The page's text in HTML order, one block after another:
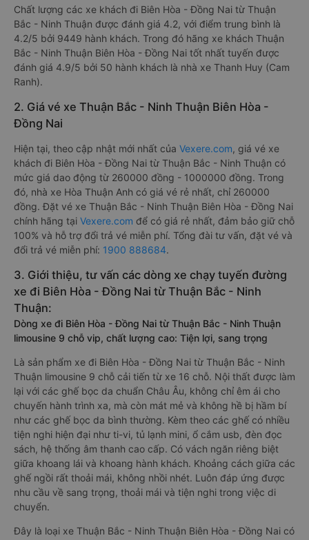
Chất lượng các xe khách đi Biên Hòa - Đồng Nai từ Thuận
Bắc - Ninh Thuận được đánh giá 4.2, với điểm trung bình là
4.2/5 bởi 9449 hành khách. Trong đó hãng xe khách Thuận
Bắc - Ninh Thuận Biên Hòa - Đồng Nai tốt nhất tuyến được
đánh giá 4.9/5 bởi 50 hành khách là nhà xe Thanh Huy (Cam
Ranh).
2. Giá vé xe Thuận Bắc - Ninh Thuận Biên Hòa -
Đồng Nai
Hiện tại, theo cập nhật mới nhất của Vexere.com, giá vé xe
khách đi Biên Hòa - Đồng Nai từ Thuận Bắc - Ninh Thuận có
mức giá dao động từ 260000 đồng - 1000000 đồng. Trong
đó, nhà xe Hòa Thuận Anh có giá vé rẻ nhất, chỉ 260000
đồng. Đặt vé xe Thuận Bắc - Ninh Thuận Biên Hòa - Đồng Nai
chính hãng tại Vexere.com để có giá rẻ nhất, đảm bảo giữ chỗ
100% và hỗ trợ đổi trả vé miễn phí. Tổng đài tư vấn, đặt vé và
đổi trả vé miễn phí: 1900 888684.
3. Giới thiệu, tư vấn các dòng xe chạy tuyến đường
xe đi Biên Hòa - Đồng Nai từ Thuận Bắc - Ninh
Thuận:
Dòng xe đi Biên Hòa - Đồng Nai từ Thuận Bắc - Ninh Thuận
limousine 9 chỗ vip, chất lượng cao: Tiện lợi, sang trọng
Là sản phẩm xe đi Biên Hòa - Đồng Nai từ Thuận Bắc - Ninh
Thuận limousine 9 chỗ cải tiến từ xe 16 chỗ. Nội thất được làm
lại với các ghế bọc da chuẩn Châu Âu, không chỉ êm ái cho
chuyến hành trình xa, mà còn mát mẻ và không hề bị hầm bí
như các ghế bọc da bình thường. Kèm theo các ghế có nhiều
tiện nghi hiện đại như ti-vi, tủ lạnh mini, ổ cắm usb, đèn đọc
sách, hệ thống âm thanh cao cấp. Có vách ngăn riêng biệt
giữa khoang lái và khoang hành khách. Khoảng cách giữa các
ghế ngồi rất thoải mái, không nhồi nhét. Luôn đáp ứng được
nhu cầu về sang trọng, thoải mái và tiện nghi trong việc di
chuyển.
Đây là loại xe Thuận Bắc - Ninh Thuận Biên Hòa - Đồng Nai có